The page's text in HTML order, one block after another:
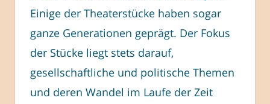
Einige der Theaterstücke haben sogar
ganze Generationen geprägt. Der Fokus
der Stücke liegt stets darauf,
gesellschaftliche und politische Themen
und deren Wandel im Laufe der Zeit